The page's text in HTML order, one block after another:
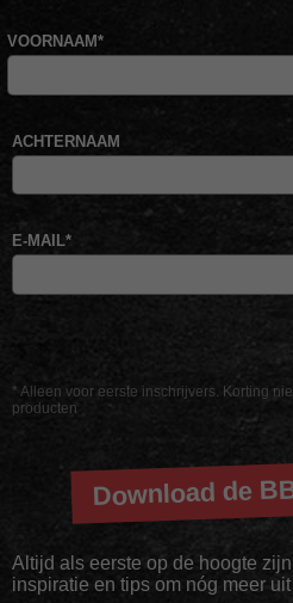
* Alleen voor eerste inschrijvers. Korting
producten
VOORNAAM*
ACHTERNAAM
E-MAIL*
Download de
Altijd als eerste op de hoogte
inspiratie en tips om nóg meer